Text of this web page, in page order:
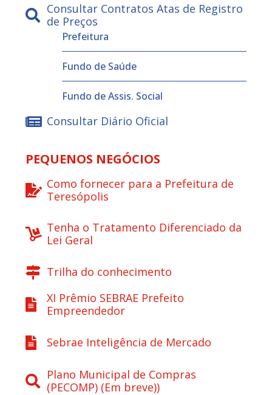
Consultar Contratos Atas de Registro
de Preços
Prefeitura
Fundo de Saúde
Fundo de Assis. Social
Consultar Diário Oficial
PEQUENOS NEGÓCIOS
Como fornecer para a Prefeitura de
Teresópolis
Tenha o Tratamento Diferenciado da
Lei Geral
Trilha do conhecimento
XI Prêmio SEBRAE Prefeito
Empreendedor
Sebrae Inteligência de Mercado
Plano Municipal de Compras
(PECOMP) (Em breve))